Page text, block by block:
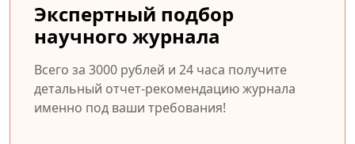
Экспертный подбор
научного журнала
Всего за 3000 рублей и 24 часа получите
детальный отчет-рекомендацию журнала
именно под ваши требования!